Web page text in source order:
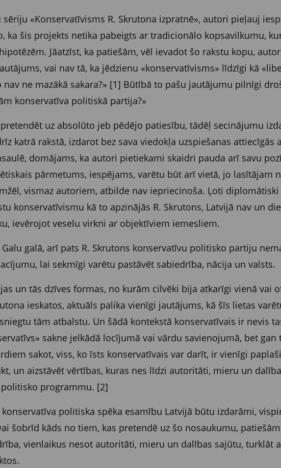
«Konservatīvisms R. Skrutona izpratnē», autori pieļauj
ka šis projekts netika pabeigts ar tradicionālo kopsavilkumu,
Jāatzīst, ka patiešām, vēl ievadot šo rakstu kopu,
vai nav tā, ka jēdzienu «konservatīvisms» līdzīgi kā
ne mazākā sakara?» [1] Būtībā to pašu jautājumu pilnīgi
konservatīva politiskā partija?»
uz absolūto jeb pēdējo patiesību, tādēļ secinājumu
katrā rakstā, izdarot bez sava viedokļa uzspiešanas attiecīgās
domājams, ka autori pietiekami skaidri pauda arī savu
pārmetums, iespējams, varētu būt arī vietā, jo lasītājam
vismaz autoriem, atbilde nav iepriecinoša. Ļoti
konservatīvismu kā to apzinājās R. Skrutons, Latvijā nav un
ievērojot veselu virkni ar objektīviem iemesliem.
galā, arī pats R. Skrutons konservatīvu politisko partiju
lai sekmīgi varētu pastāvēt sabiedrība, nācija un valsts.
un tās dzīves formas, no kurām cilvēki bija atkarīgi vienā vai
ieskatos, aktuāls palika vienīgi jautājums, kā šīs lietas
tām atbalstu. Un šādā kontekstā konservatīvais ir nevis
sakne jelkādā locījumā vai vārdu savienojumā, bet gan
sakot, viss, ko īsts konservatīvais var darīt, ir vienīgi
un aizstāvēt vērtības, kuras nes līdzi autoritāti, mieru un
programmu. [2]
politiska spēka esamību Latvijā būtu izdarāmi,
šobrīd kāds no tiem, kas pretendē uz šo nosaukumu,
vienlaikus nesot autoritāti, mieru un dalības sajūtu, turklāt